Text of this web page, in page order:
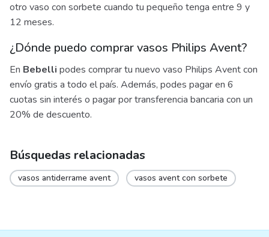
otro vaso con sorbete cuando tu pequeño tenga entre 9 y
12 meses.
¿Dónde puedo comprar vasos Philips Avent?
En Bebelli podes comprar tu nuevo vaso Philips Avent con
envío gratis a todo el país. Además, podes pagar en 6
cuotas sin interés o pagar por transferencia bancaria con un
20% de descuento.
Búsquedas relacionadas
vasos antiderrame avent vasos avent con sorbete